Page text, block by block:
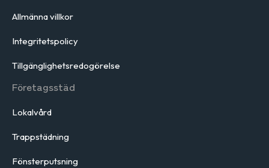
Allmänna villkor
Integritetspolicy
Tillgänglighetsredogörelse
Företagsstäd
Lokalvård
Trappstädning
Fönsterputsning